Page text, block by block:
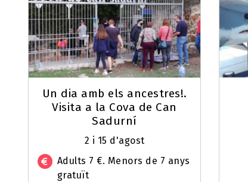
Un dia amb els ancestres!.
Visita a la Cova de Can
Sadurní
2 i 15 d'agost
Adults 7 €. Menors de 7 anys
gratuït